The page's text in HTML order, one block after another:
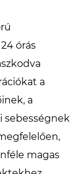
órás
a
a
sebességnek
magas